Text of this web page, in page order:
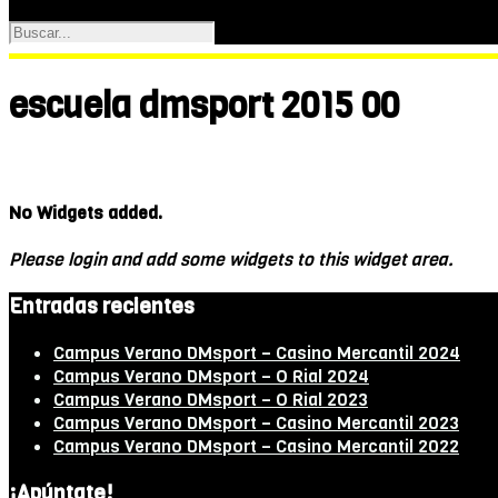
escuela dmsport 2015 00
No Widgets added.
Please login and add some widgets to this widget area.
Entradas recientes
Campus Verano DMsport – Casino Mercantil 2024
Campus Verano DMsport – O Rial 2024
Campus Verano DMsport – O Rial 2023
Campus Verano DMsport – Casino Mercantil 2023
Campus Verano DMsport – Casino Mercantil 2022